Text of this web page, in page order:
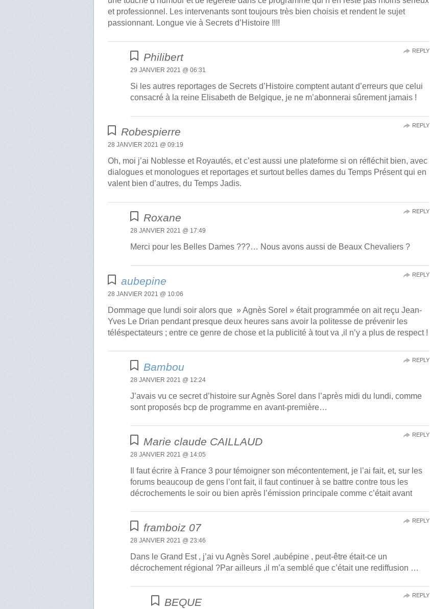
et professionnel. Les intervenants sont toujours très bien choisis et rendent le sujet
passionnant. Longue vie à Secrets d’Histoire !!!!
Philibert
29 JANVIER 2021 @ 06:31
Si les autres reportages de Secrets d’Histoire comptent autant d’erreurs que celui
consacré à la reine Elisabeth de Belgique, je ne m’abonnerai sûrement jamais !
REPLY
Robespierre
28 JANVIER 2021 @ 09:19
Oh, moi j’ai Noblesse et Royautés, et c’est aussi une plateforme si on réfléchit bien, avec
dialogues et monologues et reportages et surtout belles dames du Temps Présent qui en
valent bien d’autres, du Temps Jadis.
REPLY
Roxane
28 JANVIER 2021 @ 17:49
Merci pour les Belles Dames ???… Nous avons aussi de Beaux Chevaliers ?
REPLY
aubepine
28 JANVIER 2021 @ 10:06
Dommage que lundi soir alors que » Agnès Sorel » était programmée on ait reçu Jean-
Yves Le Drian pendant presque deux heures sans avoir la politesse de prévenir les
téléspectateurs ; entre ce genre de chose et la publicité à tout va ,il n’y a plus de respect !
REPLY
Bambou
28 JANVIER 2021 @ 12:24
J’avais vu ce secret d’histoire sur Agnès Sorel dans l’après midi du lundi, comme
sont proposés bcp de programme en avant-première…
REPLY
Marie claude CAILLAUD
28 JANVIER 2021 @ 14:05
Il faut écrire à France 3 pour témoigner son mécontentement, je l’ai fait, et, sur les
forums beaucoup de gens l’ont fait, il faut continuer à se battre contre tous les
décrochements le soir ou bien après l’émission principale comme c’était avant
REPLY
framboiz 07
28 JANVIER 2021 @ 23:46
Dans le Grand Est , j’ai vu Agnès Sorel ,aubépine , peut-être était-ce un
décrochement régional ?Par ailleurs ,il m’a semblé que c’était une rediffusion …
REPLY
BEQUE
REPLY